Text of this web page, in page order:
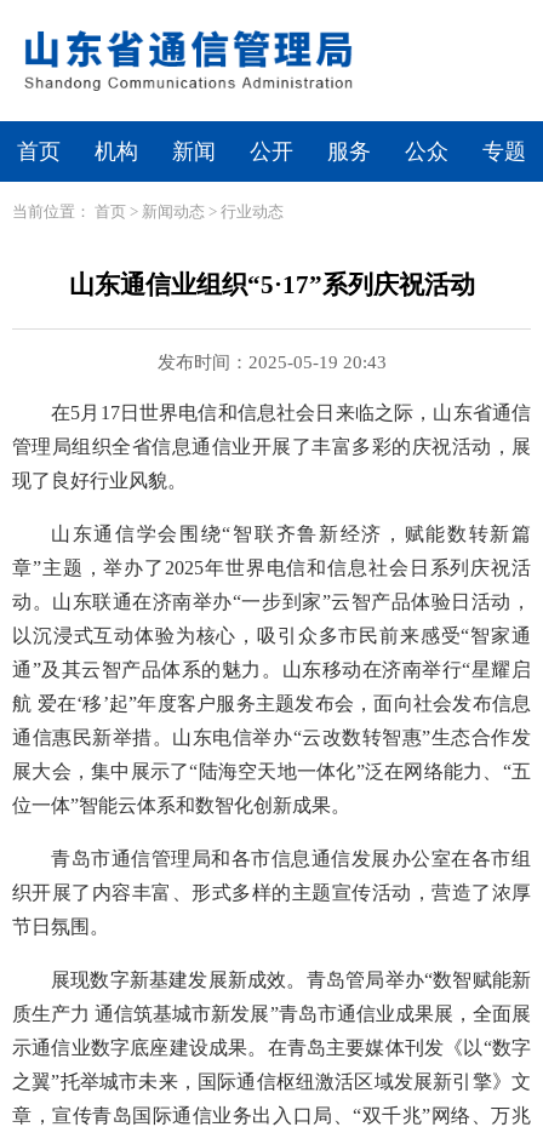
首页 机构 新闻 公开 服务 公众 专题
当前位置： 首页 > 新闻动态 > 行业动态
山东通信业组织“5·17”系列庆祝活动
发布时间：2025-05-19 20:43
在5月17日世界电信和信息社会日来临之际，山东省通信
管理局组织全省信息通信业开展了丰富多彩的庆祝活动，展
现了良好行业风貌。
山东通信学会围绕“智联齐鲁新经济，赋能数转新篇
章”主题，举办了2025年世界电信和信息社会日系列庆祝活
动。山东联通在济南举办“一步到家”云智产品体验日活动，
以沉浸式互动体验为核心，吸引众多市民前来感受“智家通
通”及其云智产品体系的魅力。山东移动在济南举行“星耀启
航 爱在‘移’起”年度客户服务主题发布会，面向社会发布信息
通信惠民新举措。山东电信举办“云改数转智惠”生态合作发
展大会，集中展示了“陆海空天地一体化”泛在网络能力、“五
位一体”智能云体系和数智化创新成果。
青岛市通信管理局和各市信息通信发展办公室在各市组
织开展了内容丰富、形式多样的主题宣传活动，营造了浓厚
节日氛围。
展现数字新基建发展新成效。青岛管局举办“数智赋能新
质生产力 通信筑基城市新发展”青岛市通信业成果展，全面展
示通信业数字底座建设成果。在青岛主要媒体刊发《以“数字
之翼”托举城市未来，国际通信枢纽激活区域发展新引擎》文
章，宣传青岛国际通信业务出入口局、“双千兆”网络、万兆